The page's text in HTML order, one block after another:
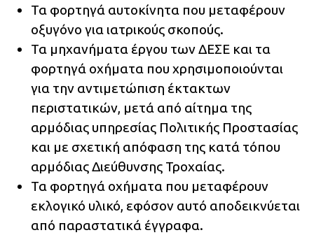
Τα φορτηγά αυτοκίνητα που μεταφέρουν
οξυγόνο για ιατρικούς σκοπούς.
Τα μηχανήματα έργου των ΔΕΣΕ και τα
φορτηγά οχήματα που χρησιμοποιούνται
για την αντιμετώπιση έκτακτων
περιστατικών, μετά από αίτημα της
αρμόδιας υπηρεσίας Πολιτικής Προστασίας
και με σχετική απόφαση της κατά τόπου
αρμόδιας Διεύθυνσης Τροχαίας.
Τα φορτηγά οχήματα που μεταφέρουν
εκλογικό υλικό, εφόσον αυτό αποδεικνύεται
από παραστατικά έγγραφα.